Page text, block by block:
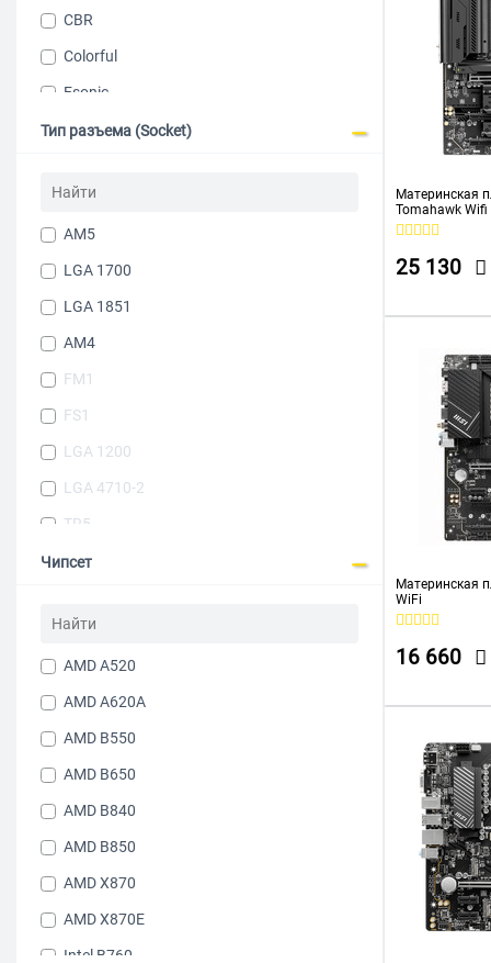
CBR
Colorful
Esonic
Gigabyte
MAXSUN
Тип разъема (Socket)
AM5
LGA 1700
LGA 1851
AM4
FM1
FS1
LGA 1200
LGA 4710-2
TR5
LGA 775
Чипсет
AMD A520
AMD A620A
AMD B550
AMD B650
AMD B840
AMD B850
AMD X870
AMD X870E
Intel B760
Материнская
Tomahawk Wifi
25 130
Материнская
WiFi
16 660